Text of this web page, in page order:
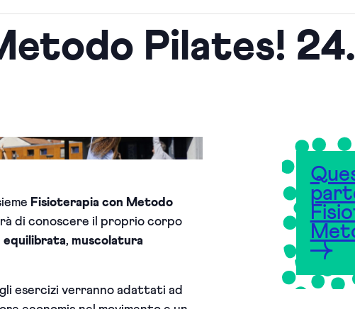
Pilates!
Fisioterapia con Metodo
di conoscere il proprio corpo
equilibrata, muscolatura
li esercizi verranno adattati ad